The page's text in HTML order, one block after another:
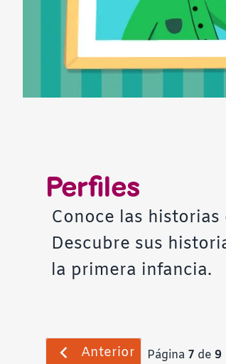
Perfiles
Conoce las
Descubre sus
la primera infancia.
Anterior Página 7 de 9